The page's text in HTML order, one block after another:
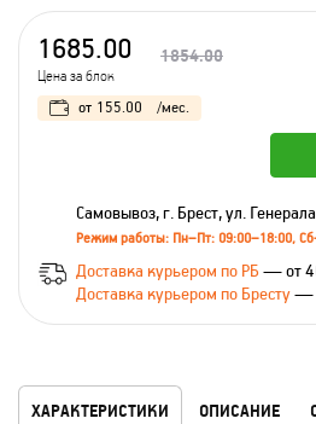
1685.00 1854.00
Цена за блок
от 155.00 /мес.
Самовывоз, г. Брест, ул.
Режим работы: Пн–Пт: 09:00–18:00,
Доставка курьером по РБ — от
Доставка курьером по Бресту—
ХАРАКТЕРИСТИКИ ОПИСАНИЕ